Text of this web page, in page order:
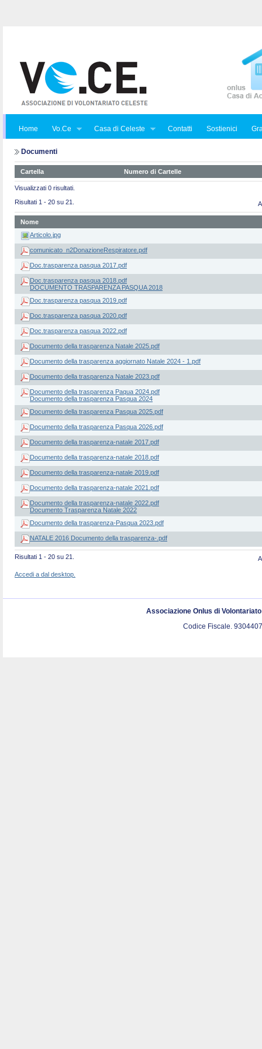
Home Vo.Ce Casa di Celeste Contatti Sostienici
Documenti
Cartella Numero di Cartelle
Visualizzati 0 risultati.
Risultati 1 - 20 su 21.
Nome
Articolo.jpg
comunicato_n2DonazioneRespiratore.pdf
Doc.trasparenza pasqua 2017.pdf
Doc.trasparenza pasqua 2018.pdf
DOCUMENTO TRASPARENZA PASQUA 2018
Doc.trasparenza pasqua 2019.pdf
Doc.trasparenza pasqua 2020.pdf
Doc.trasparenza pasqua 2022.pdf
Documento della trasparenza Natale 2025.pdf
Documento della trasparenza aggiornato Natale 2024 - 1.pdf
Documento della trasparenza Natale 2023.pdf
Documento della trasparenza Paqua 2024.pdf
Documento della trasparenza Pasqua 2024
Documento della trasparenza Pasqua 2025.pdf
Documento della trasparenza Pasqua 2026.pdf
Documento della trasparenza-natale 2017.pdf
Documento della trasparenza-natale 2018.pdf
Documento della trasparenza-natale 2019.pdf
Documento della trasparenza-natale 2021.pdf
Documento della trasparenza-natale 2022.pdf
Documento Trasparenza Natale 2022
Documento della trasparenza-Pasqua 2023.pdf
NATALE 2016 Documento della trasparenza-.pdf
Risultati 1 - 20 su 21.
Accedi a dal desktop.
Associazione Onlus di
Codice Fiscale.